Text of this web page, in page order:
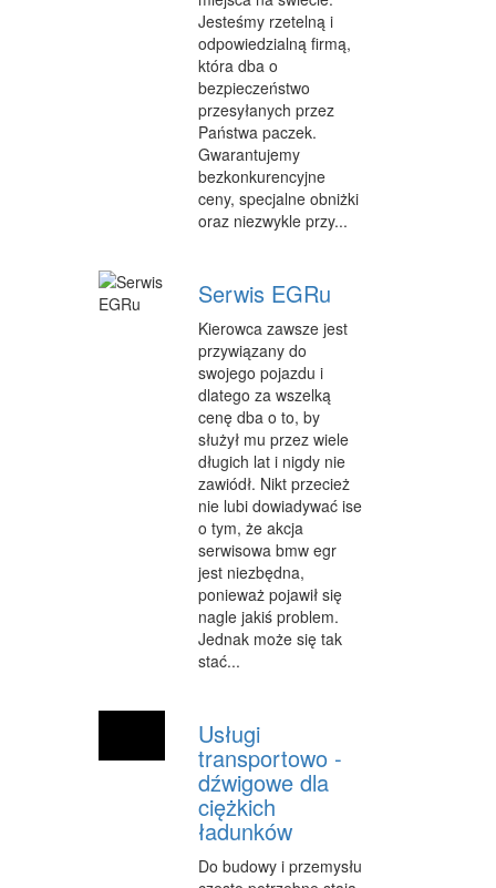
INNE AGENCJE
WIGOR
IMPREZY INTEGRACYJNE
HOBBY
ZAJĘCIA SPORTOWE I REKREACYJNE
PRODUKCJA
RESTAURACJE, CATERING
FOTOGRAFIA
ADWOKACI, PORADY PRAWNE
SPRZĄTANIE, PORZĄDKOWANIE
SERWIS
OPIEKA
INNE USŁUGI
KURIER, PRZESYŁKI
WYCIECZKI
PODRÓŻE
ZDROWIE
DIETETYKA, ODCHUDZANIE
KOSMETYKI
Jesteśmy rzetelną i
odpowiedzialną firmą,
która dba o
bezpieczeństwo
przesyłanych przez
Państwa paczek.
Gwarantujemy
bezkonkurencyjne
ceny, specjalne obniżki
oraz niezwykle przy...
Serwis EGRu
Kierowca zawsze jest
przywiązany do
swojego pojazdu i
dlatego za wszelką
cenę dba o to, by
służył mu przez wiele
długich lat i nigdy nie
zawiódł. Nikt przecież
nie lubi dowiadywać ise
o tym, że akcja
serwisowa bmw egr
jest niezbędna,
ponieważ pojawił się
nagle jakiś problem.
Jednak może się tak
stać...
Usługi
transportowo -
dźwigowe dla
ciężkich
ładunków
Do budowy i przemysłu